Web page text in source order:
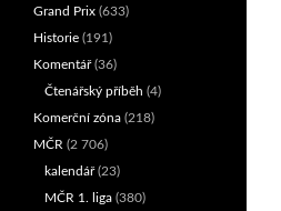
Grand Prix (633)
Historie (191)
Komentář(36)
Čtenářský příběh (4)
Komerční zóna (218)
MČR (2 706)
kalendář(23)
MČR 1. liga (380)